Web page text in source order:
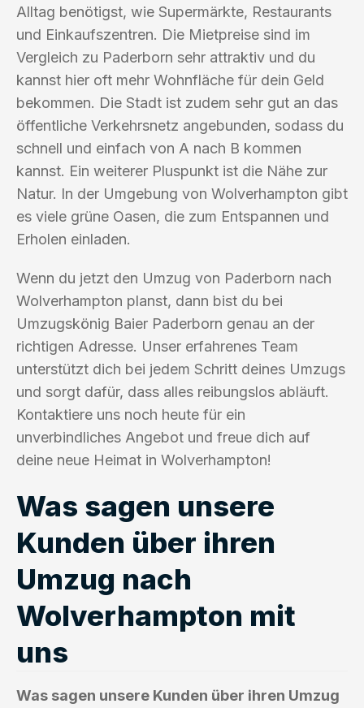
Alltag benötigst, wie Supermärkte, Restaurants
und Einkaufszentren. Die Mietpreise sind im
Vergleich zu Paderborn sehr attraktiv und du
kannst hier oft mehr Wohnfläche für dein Geld
bekommen. Die Stadt ist zudem sehr gut an das
öffentliche Verkehrsnetz angebunden, sodass du
schnell und einfach von A nach B kommen
kannst. Ein weiterer Pluspunkt ist die Nähe zur
Natur. In der Umgebung von Wolverhampton gibt
es viele grüne Oasen, die zum Entspannen und
Erholen einladen.
Wenn du jetzt den Umzug von Paderborn nach
Wolverhampton planst, dann bist du bei
Umzugskönig Baier Paderborn genau an der
richtigen Adresse. Unser erfahrenes Team
unterstützt dich bei jedem Schritt deines Umzugs
und sorgt dafür, dass alles reibungslos abläuft.
Kontaktiere uns noch heute für ein
unverbindliches Angebot und freue dich auf
deine neue Heimat in Wolverhampton!
Was sagen unsere
Kunden über ihren
Umzug nach
Wolverhampton mit
uns
Was sagen unsere Kunden über ihren Umzug